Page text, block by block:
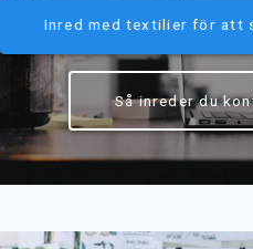
Inred med textilier för att
Så inreder du